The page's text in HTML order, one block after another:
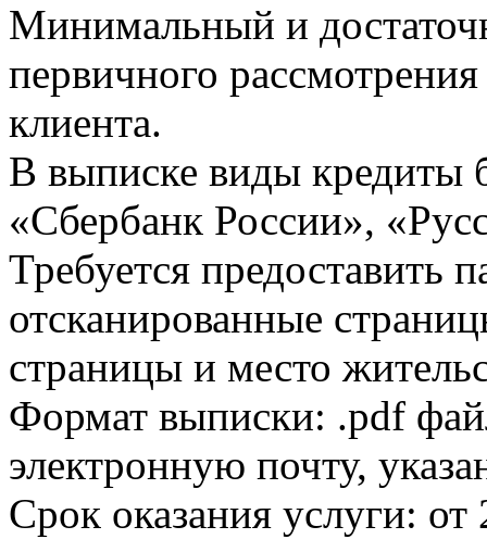
Минимальный и
первичного
клиента.
В выписке виды кредиты
«Сбербанк России»,
Требуется предоставить
отсканированные
страницы и место
Формат выписки: .pdf
электронную почту,
Срок оказания услуги: от